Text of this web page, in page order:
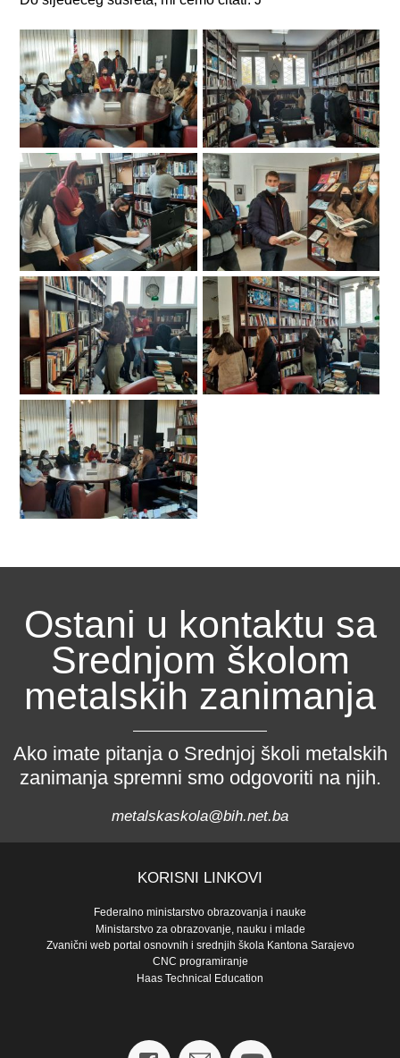
Ostani u kontaktu sa
Srednjom školom
metalskih zanimanja
Ako imate pitanja o Srednjoj školi metalskih
zanimanja spremni smo odgovoriti na njih.
metalskaskola@bih.net.ba
KORISNI LINKOVI
Federalno ministarstvo obrazovanja i nauke
Ministarstvo za obrazovanje, nauku i mlade
Zvanični web portal osnovnih i srednjih škola Kantona Sarajevo
CNC programiranje
Haas Technical Education